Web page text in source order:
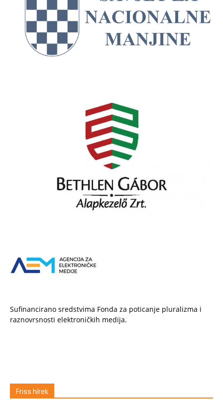
Sufinancirano sredstvima Fonda za poticanje pluralizma i
raznovrsnosti elektroničkih medija.
Friss hírek